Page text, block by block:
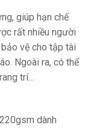
giúp hạn chế
rất nhiều người
vệ cho tập tài
Ngoài ra, có thể
trí…
dành